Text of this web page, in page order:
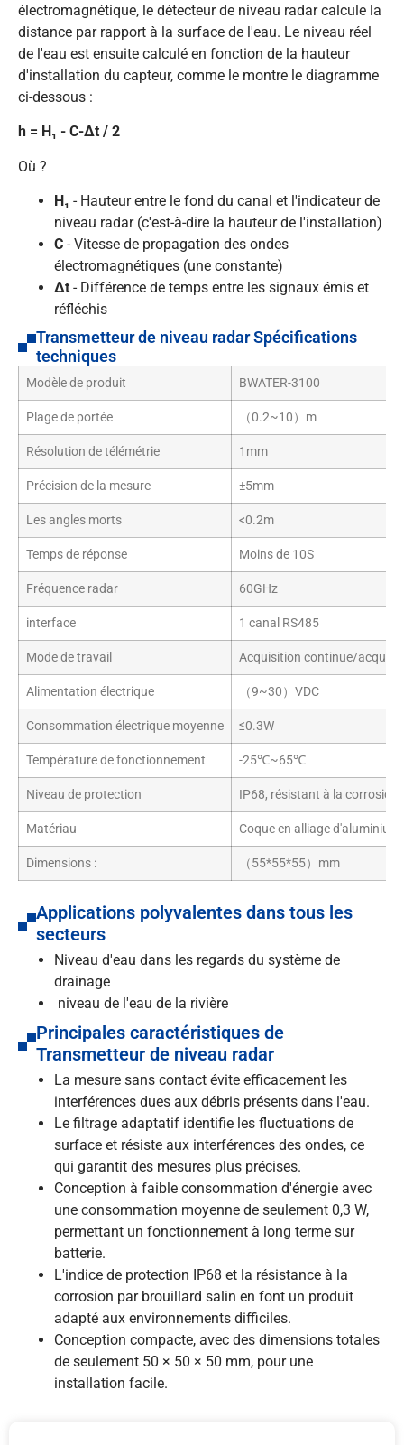
électromagnétique, le détecteur de niveau radar calcule la
distance par rapport à la surface de l'eau. Le niveau réel
de l'eau est ensuite calculé en fonction de la hauteur
d'installation du capteur, comme le montre le diagramme
ci-dessous :
h = H₁ - C-Δt / 2
Où ?
H₁ - Hauteur entre le fond du canal et l'indicateur de
niveau radar (c'est-à-dire la hauteur de l'installation)
C - Vitesse de propagation des ondes
électromagnétiques (une constante)
Δt - Différence de temps entre les signaux émis et
réfléchis
Transmetteur de niveau radar Spécifications
techniques
Modèle de produit BWATER-3100
Plage de portée （0.2~10）m
Résolution de télémétrie 1mm
Précision de la mesure ±5mm
Les angles morts <0.2m
Temps de réponse Moins de 10S
Fréquence radar 60GHz
interface 1 canal RS485
Mode de travail Acquisition continue/
Alimentation électrique （9~30）VDC
Consommation électrique moyenne ≤0.3W
Température de fonctionnement -25℃~65℃
Niveau de protection IP68, résistant à la corrosion
Matériau Coque en alliage
Dimensions : （55*55*55）mm
Applications polyvalentes dans tous les
secteurs
Niveau d'eau dans les regards du système de
drainage
niveau de l'eau de la rivière
Principales caractéristiques de
Transmetteur de niveau radar
La mesure sans contact évite efficacement les
interférences dues aux débris présents dans l'eau.
Le filtrage adaptatif identifie les fluctuations de
surface et résiste aux interférences des ondes, ce
qui garantit des mesures plus précises.
Conception à faible consommation d'énergie avec
une consommation moyenne de seulement 0,3 W,
permettant un fonctionnement à long terme sur
batterie.
L'indice de protection IP68 et la résistance à la
corrosion par brouillard salin en font un produit
adapté aux environnements difficiles.
Conception compacte, avec des dimensions totales
de seulement 50 × 50 × 50 mm, pour une
installation facile.